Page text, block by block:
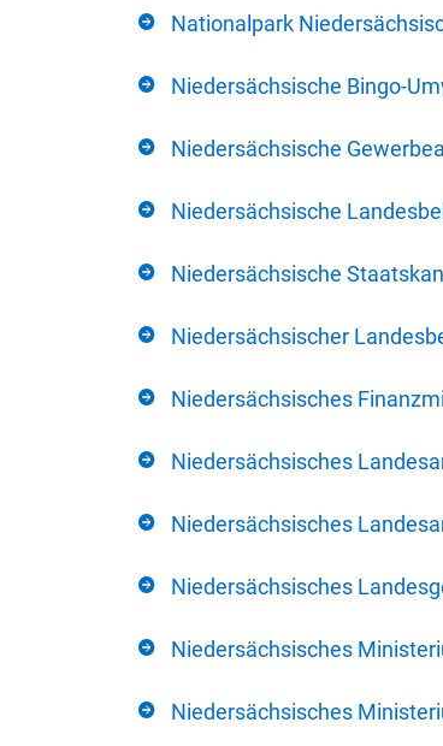
Nationalpark
Niedersächsische Bingo-
Niedersächsische
Niedersächsische
Niedersächsische
Niedersächsischer
Niedersächsisches
Niedersächsisches
Niedersächsisches
Niedersächsisches
Niedersächsisches
Niedersächsisches